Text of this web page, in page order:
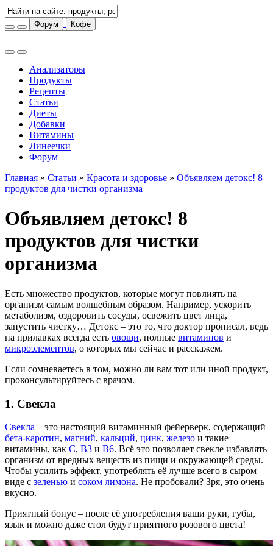
Форум Кофе
Анализаторы
Продукты
Рецепты
Статьи
Диеты
Добавки
Витамины
Линеечки
Форум
Главная » Статьи » Красота и здоровье » Объявляем детокс! 8
продуктов для чистки организма
Объявляем детокс! 8
продуктов для чистки
организма
Есть множество продуктов, которые могут повлиять на
организм самым волшебным образом. Например, ускорить
метаболизм, оздоровить сосуды, освежить цвет лица,
запустить чистку… Детокс – это то, что доктор прописал, ведь
на прилавках всегда есть овощи, полные витаминов и
микроэлементов, о которых мы сейчас и расскажем.
Если сомневаетесь в том, можно ли вам тот или иной продукт,
проконсультируйтесь с врачом.
1. Свекла
Свекла – это настоящий витаминный фейерверк, содержащий
бета-каротин, магний, кальций, цинк, железо и такие
витамины, как С, В3 и В6. Всё это позволяет свекле избавлять
организм от вредных веществ из пищи и окружающей среды.
Чтобы усилить эффект, употреблять её лучше всего в сыром
виде с зеленью и соком лимона. Не пробовали? Зря, это очень
вкусно.
Приятный бонус – после её употребления ваши руки, губы,
язык и можно даже стол будут приятного розового цвета!